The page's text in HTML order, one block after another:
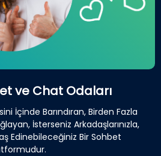
ve Chat Odaları
İçinde Barındıran, Birden Fazla
İsterseniz Arkadaşlarınızla,
Edinebileceğiniz Bir Sohbet